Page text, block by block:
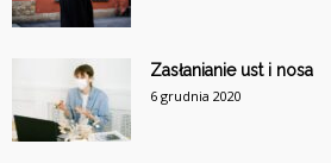
Zasłanianie ust i nosa
6 grudnia 2020